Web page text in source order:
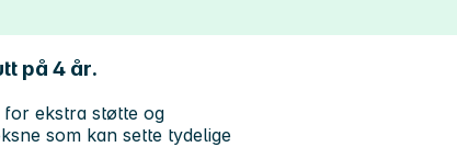
på 4 år.
ekstra støtte og
som kan sette tydelige